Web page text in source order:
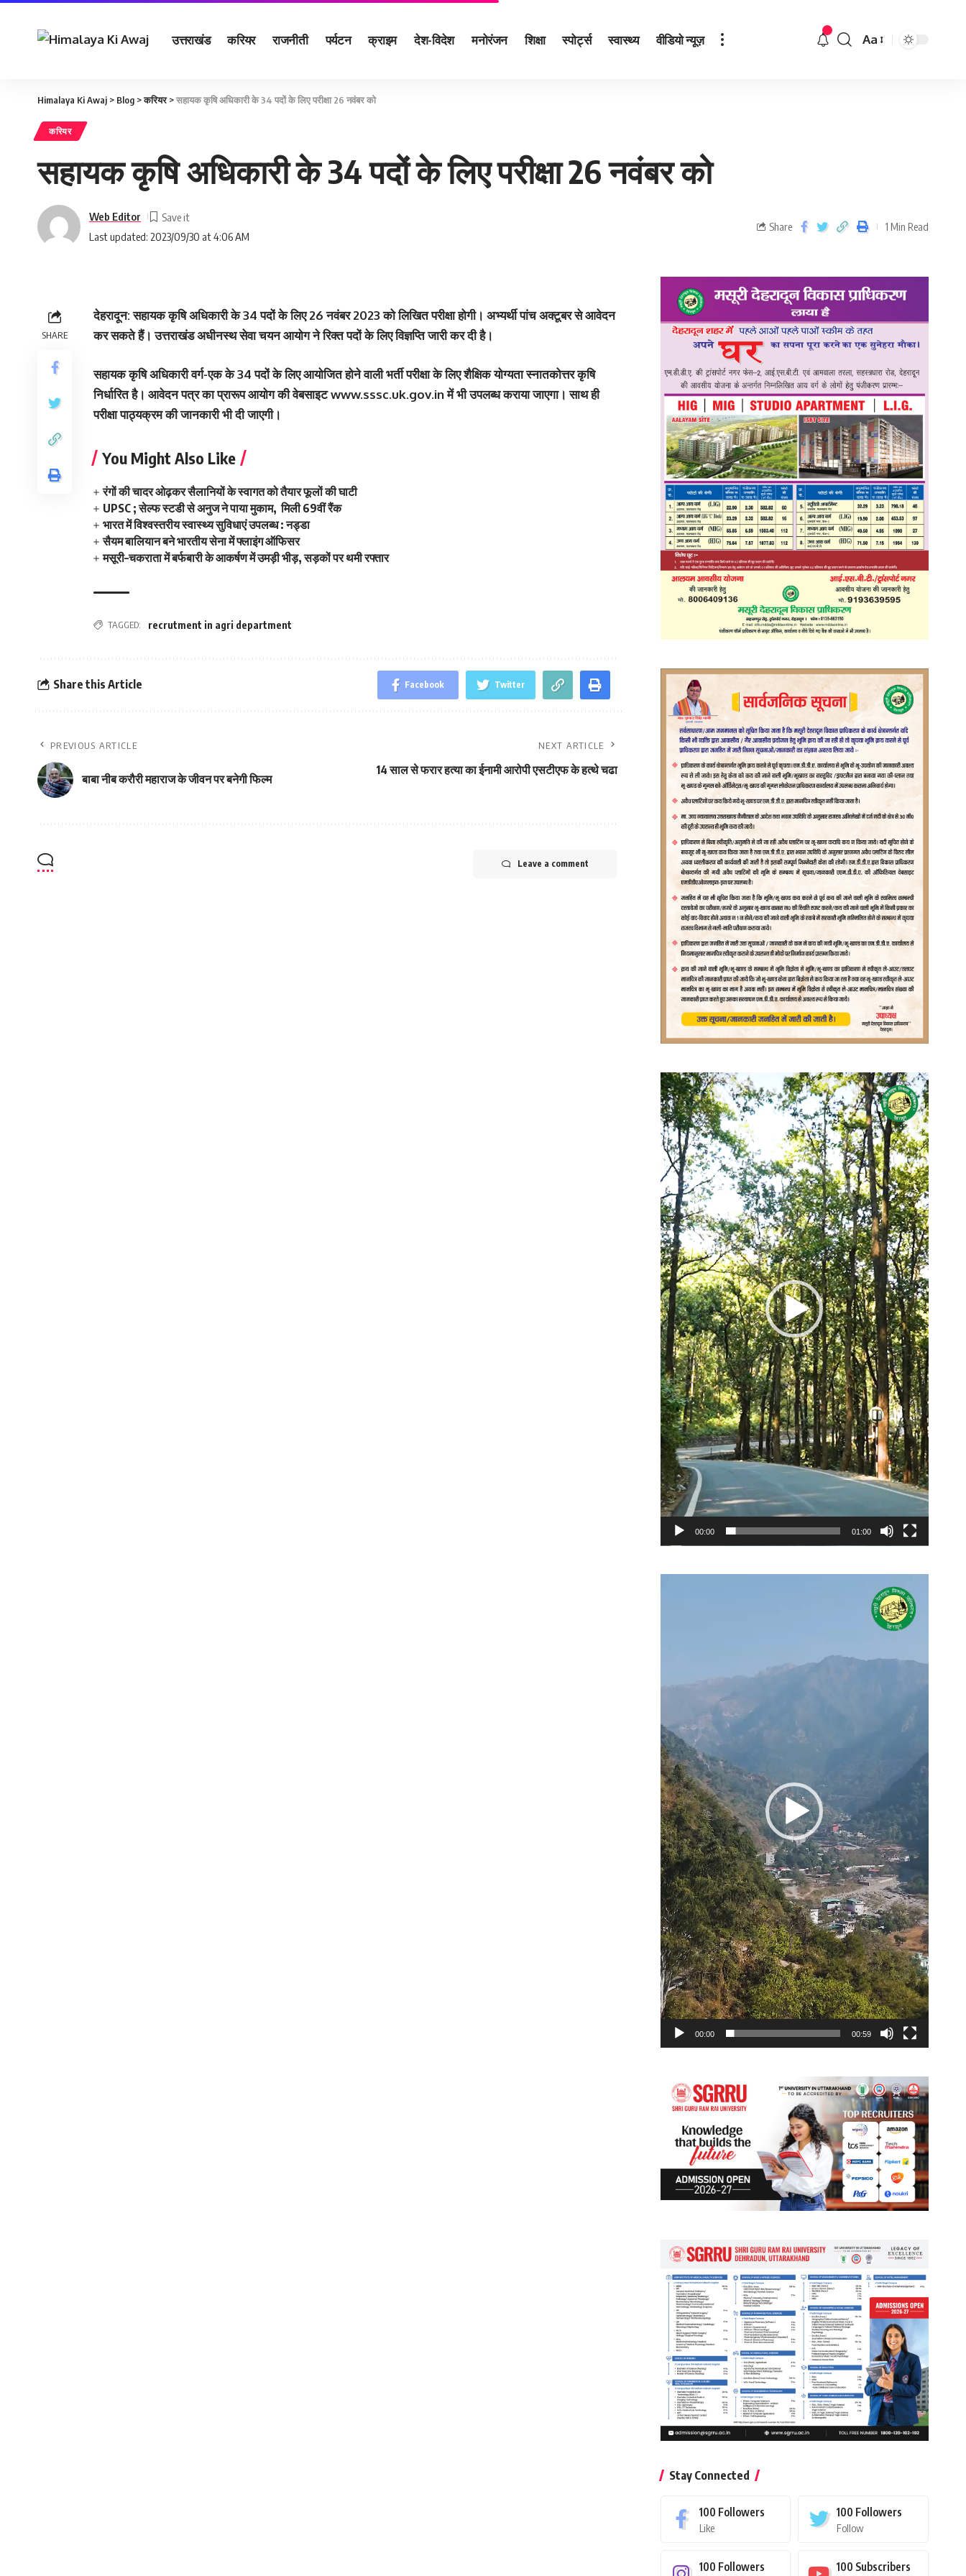
उत्तराखंड करियर राजनीती पर्यटन क्राइम देश-विदेश मनोरंजन शिक्षा स्पोर्ट्स स्वास्थ्य वीडियो न्यूज़ Aa
Himalaya Ki Awaj > Blog >करियर>सहायक कृषि अधिकारी के 34 पदों के लिए परीक्षा 26 नवंबर को
करियर
सहायक कृषि अधिकारी के 34 पदों के लिए परीक्षा 26 नवंबर को
Last updated: 2023/09/30 at 4:06 AM
Web Editor
Share 1 Min Read
SHARE
देहरादून: सहायक कृषि अधिकारी के 34 पदों के लिए 26 नवंबर 2023 को लिखित परीक्षा होगी। अभ्यर्थी पांच अक्टूबर से आवेदन
कर सकते हैं। उत्तराखंड अधीनस्थ सेवा चयन आयोग ने रिक्त पदों के लिए विज्ञप्ति जारी कर दी है।
सहायक कृषि अधिकारी वर्ग-एक के 34 पदों के लिए आयोजित होने वाली भर्ती परीक्षा के लिए शैक्षिक योग्यता स्नातकोत्तर कृषि
निर्धारित है। आवेदन पत्र का प्रारूप आयोग की वेबसाइट www.sssc.uk.gov.in में भी उपलब्ध कराया जाएगा। साथ ही
परीक्षा पाठ्यक्रम की जानकारी भी दी जाएगी।
You Might Also Like
रंगों की चादर ओढ़कर सैलानियों के स्वागत को तैयार फूलों की घाटी
UPSC ; सेल्फ स्टडी से अनुज ने पाया मुकाम, मिली 69वीं रैंक
भारत में विश्वस्तरीय स्वास्थ्य सुविधाएं उपलब्ध : नड्डा
सैयम बालियान बने भारतीय सेना में फ्लाइंग ऑफिसर
मसूरी–चकराता में बर्फबारी के आकर्षण में उमड़ी भीड़, सड़कों पर थमी रफ्तार
TAGGED: recrutment in agri department
Share this Article Facebook Twitter
PREVIOUS ARTICLE
बाबा नीब करौरी महाराज के जीवन पर बनेगी फिल्‍म
NEXT ARTICLE
14 साल से फरार हत्‍या का ईनामी आरोपी एसटीएफ के हत्‍थे चढा
Leave a comment
Video
Player
00:00 01:00
00:00 00:59
Stay Connected
100 Followers
Like
100 Followers
Follow
100 Followers 100 Subscribers